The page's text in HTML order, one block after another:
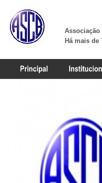
Associação
Há mais